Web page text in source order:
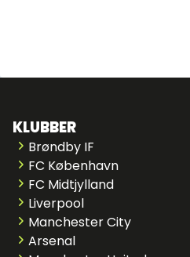
KLUBBER
Brøndby IF
FC København
FC Midtjylland
Liverpool
Manchester City
Arsenal